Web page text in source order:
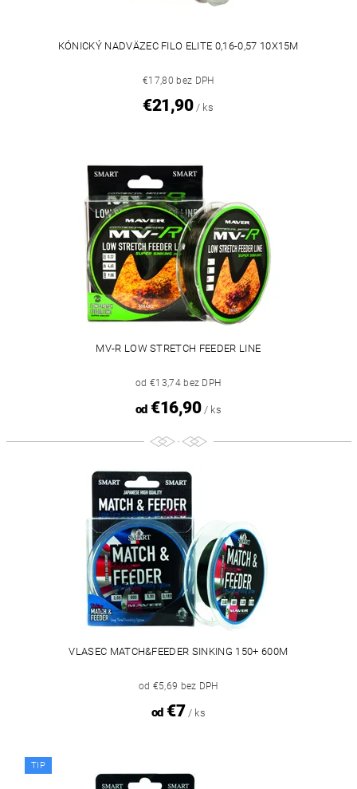
KÓNICKÝ NADVÄZEC FILO ELITE 0,16-0,57 10X15M
€17,80 bez DPH
€21,90 / ks
MV-R LOW STRETCH FEEDER LINE
od €13,74 bez DPH
od€16,90 / ks
VLASEC MATCH&FEEDER SINKING 150+ 600M
od €5,69 bez DPH
od€7 / ks
TIP